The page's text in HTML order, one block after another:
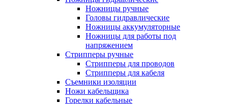
Ножницы ручные
Головы гидравлические
Ножницы аккумуляторные
Ножницы для работы под
напряжением
Стрипперы ручные
Стрипперы для проводов
Стрипперы для кабеля
Съемники изоляции
Ножи кабельщика
Горелки кабельные